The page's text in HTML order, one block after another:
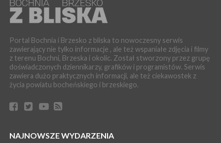
04 sierpnia 2026
MASZKIENICE. Pies pogryzł 3-letnią dziewczynkę. Śmigłowiec
zabrał dziecko do szpitala w Krakowie
PIELGRZYMKA 2026
04 sierpnia 2026
Z BOCHNI NA JASNĄ GÓRĘ. Pierwszy dzień wędrówki
[ZDJĘCIA]
WYDARZENIA
BRZESKO. Śledczy wyjaśniają, jak doszło do śmierci 32-letniego
mężczyzny
04 sierpnia 2026
Portal Bochnia i Brzesko z bliska to nowoczesny serwis
zawierający nie tylko informacje , ale też wspaniałe zdjęcia i filmy
z terenu Bochni, Brzeska i okolic. Został stworzony przez grupę
doświadczonych dziennikarzy, grafików i programistów. Serwis
zawiera dużo praktycznych informacji, ale też ciekawostek z
życia powiatu bocheńskiego i brzeskiego.
NAJNOWSZE WYDARZENIA